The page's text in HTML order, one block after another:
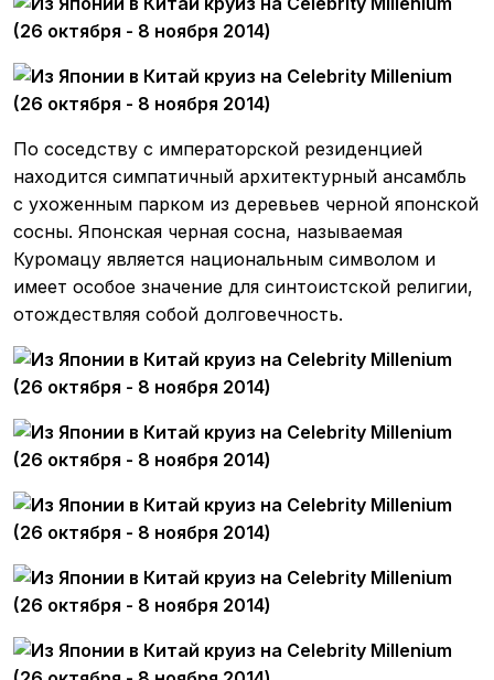
По соседству с императорской резиденцией
находится симпатичный архитектурный ансамбль
с ухоженным парком из деревьев черной японской
сосны. Японская черная сосна, называемая
Куромацу является национальным символом и
имеет особое значение для синтоистской религии,
отождествляя собой долговечность.